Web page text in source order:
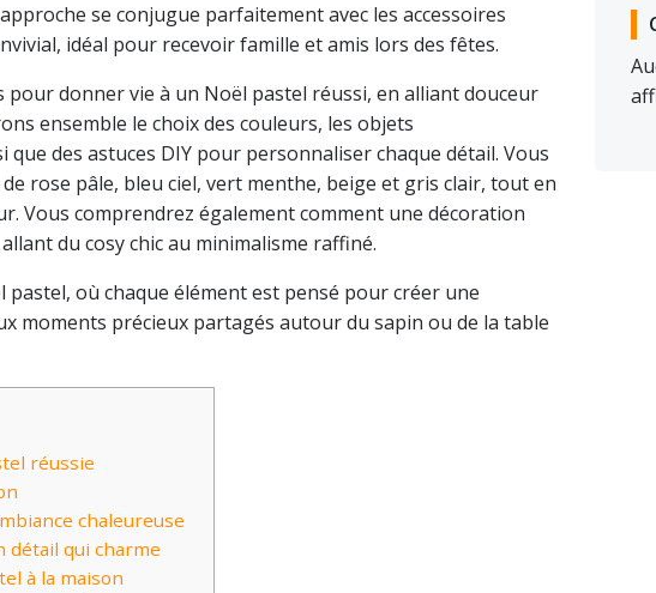
se conjugue parfaitement avec les accessoires
idéal pour recevoir famille et amis lors des fêtes.
donner vie à un Noël pastel réussi, en alliant douceur
ensemble le choix des couleurs, les objets
des astuces DIY pour personnaliser chaque détail. Vous
rose pâle, bleu ciel, vert menthe, beige et gris clair, tout en
Vous comprendrez également comment une décoration
du cosy chic au minimalisme raffiné.
où chaque élément est pensé pour créer une
moments précieux partagés autour du sapin ou de la table
réussie
chaleureuse
détail qui charme
à la maison